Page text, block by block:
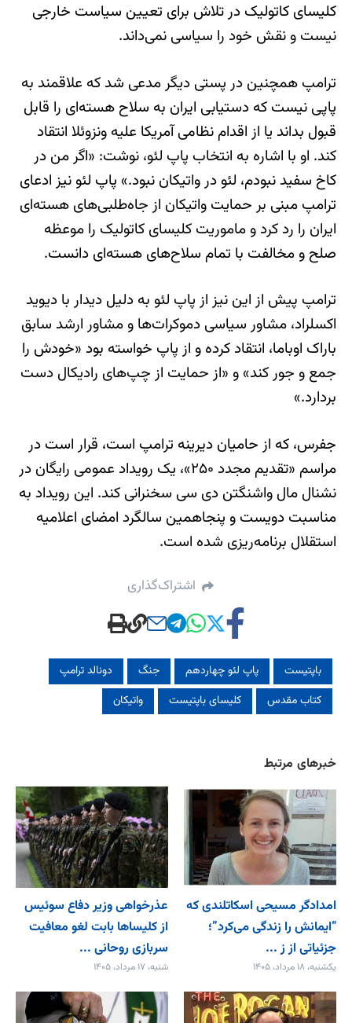
کلیسای کاتولیک در تلاش برای تعیین سیاست خارجی
نیست و نقش خود را سیاسی نمی‌داند.
ترامپ همچنین در پستی دیگر مدعی شد که علاقمند به
پاپی نیست که دستیابی ایران به سلاح هسته‌ای را قابل
قبول بداند یا از اقدام نظامی آمریکا علیه ونزوئلا انتقاد
کند. او با اشاره به انتخاب پاپ لئو، نوشت: «اگر من در
کاخ سفید نبودم، لئو در واتیکان نبود.» پاپ لئو نیز ادعای
ترامپ مبنی بر حمایت واتیکان از جاه‌طلبی‌های هسته‌ای
ایران را رد کرد و ماموریت کلیسای کاتولیک را موعظه
صلح و مخالفت با تمام سلاح‌های هسته‌ای دانست.
ترامپ پیش از این نیز از پاپ لئو به دلیل دیدار با دیوید
اکسلراد، مشاور سیاسی دموکرات‌ها و مشاور ارشد سابق
باراک اوباما، انتقاد کرده و از پاپ خواسته بود «خودش را
جمع و جور کند» و «از حمایت از چپ‌های رادیکال دست
بردارد.»
جفرس، که از حامیان دیرینه ترامپ است، قرار است در
مراسم «تقدیم مجدد ۲۵۰»، یک رویداد عمومی رایگان در
نشنال مال واشنگتن دی سی سخنرانی کند. این رویداد به
مناسبت دویست و پنجاهمین سالگرد امضای اعلامیه
استقلال برنامه‌ریزی شده است.
اشتراک‌گذاری
باپتیست پاپ لئو چهاردهم جنگ
دونالد ترامپ
کتاب مقدس
کلیسای باپتیست واتیکان
خبرهای مرتبط
امدادگر مسیحی اسکاتلندی که
“ایمانش را زندگی می‌کرد”؛
جزئیاتی از ز ...
یکشنبه، ۱۸ مرداد، ۱۴۰۵
عذرخواهی وزیر دفاع سوئیس
از کلیساها بابت لغو معافیت
سربازی روحانی ...
شنبه، ۱۷ مرداد، ۱۴۰۵